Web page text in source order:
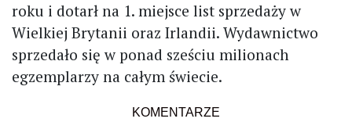
roku i dotarł na 1. miejsce list sprzedaży w
Wielkiej Brytanii oraz Irlandii. Wydawnictwo
sprzedało się w ponad sześciu milionach
egzemplarzy na całym świecie.
KOMENTARZE